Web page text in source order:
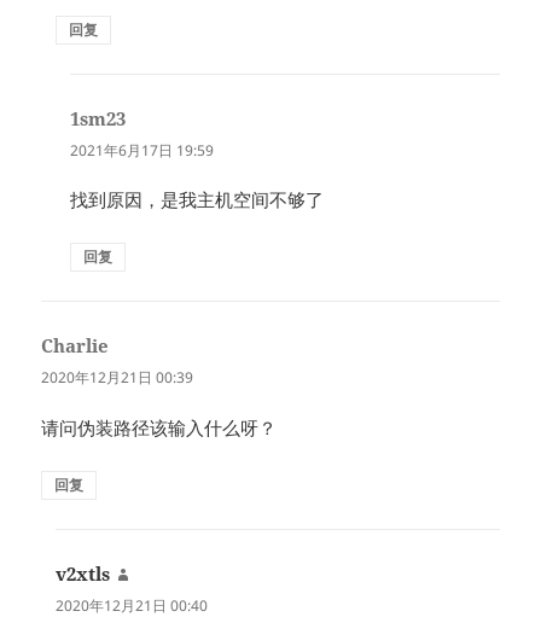
回复
1sm23
道：
2021年6月17日 19:59
找到原因，是我主机空间不够了
回复
Charlie
道：
2020年12月21日 00:39
请问伪装路径该输入什么呀？
回复
v2xtls
道：
2020年12月21日 00:40